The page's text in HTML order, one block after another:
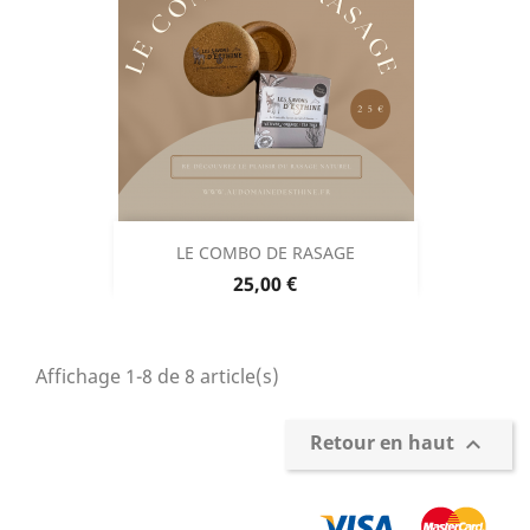
LE COMBO DE RASAGE
Prix
25,00 €
Affichage 1-8 de 8 article(s)
Retour en haut 